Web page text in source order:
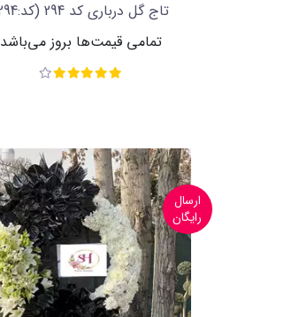
تاج گل درباری کد 294
(کد:294)
تمامی قیمت‌ها بروز می‌باشد
ارسال
رایگان